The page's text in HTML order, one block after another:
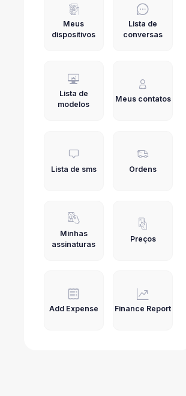
Meus
dispositivos
Lista de
conversas
Lista de
modelos
Meus contatos
Lista de sms Ordens
Minhas
assinaturas
Preços
Add Expense Finance Report